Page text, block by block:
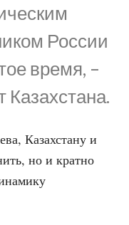
России
время, –
Казахстана.
Казахстану и
но и кратно